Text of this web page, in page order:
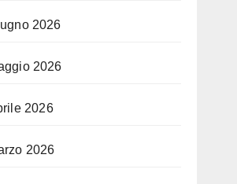
2026
2026
2026
2026